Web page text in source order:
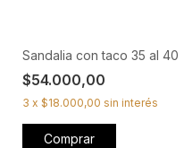
Sandalia con taco 35 al 40
$54.000,00
3 x $18.000,00 sin interés
Comprar